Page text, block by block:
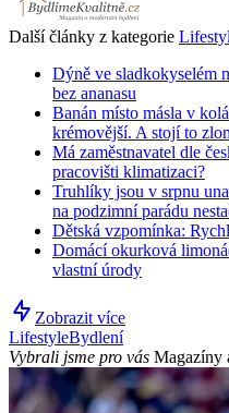
Další články z kategorie
Dýně ve sladkokyselém
bez ananasu
Banán místo másla v
krémovější. A stojí to
Má zaměstnavatel dle
pracovišti klimatizaci?
Truhlíky jsou v srpnu
na podzimní parádu
Dětská vzpomínka:
Domácí okurková
vlastní úrody
Zobrazit více
LifestyleBydlení
Vybrali jsme pro vás Magazíny